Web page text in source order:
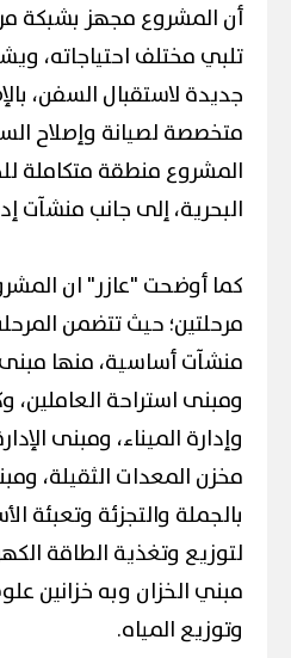
أن المشروع مجهز بشبكة
تلبي مختلف احتياجاته،
جديدة لاستقبال السفن،
متخصصة لصيانة وإصلاح
المشروع منطقة متكاملة
البحرية، إلى جانب منشآت
كما أوضحت "عازر" ان
مرحلتين؛ حيث تتضمن
منشآت أساسية، منها
ومبنى استراحة
وإدارة الميناء، ومبنى
مخزن المعدات الثقيلة،
بالجملة والتجزئة وتعبئة
لتوزيع وتغذية الطاقة
مبني الخزان وبه خزانين
وتوزيع المياه.